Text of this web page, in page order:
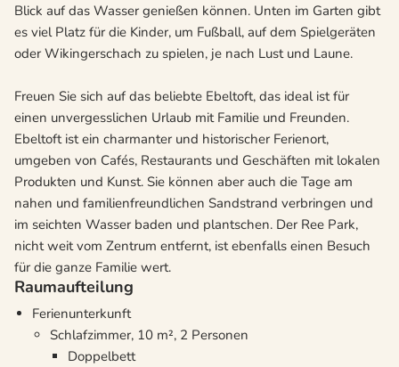
Blick auf das Wasser genießen können. Unten im Garten gibt
es viel Platz für die Kinder, um Fußball, auf dem Spielgeräten
oder Wikingerschach zu spielen, je nach Lust und Laune.
Freuen Sie sich auf das beliebte Ebeltoft, das ideal ist für
einen unvergesslichen Urlaub mit Familie und Freunden.
Ebeltoft ist ein charmanter und historischer Ferienort,
umgeben von Cafés, Restaurants und Geschäften mit lokalen
Produkten und Kunst. Sie können aber auch die Tage am
nahen und familienfreundlichen Sandstrand verbringen und
im seichten Wasser baden und plantschen. Der Ree Park,
nicht weit vom Zentrum entfernt, ist ebenfalls einen Besuch
für die ganze Familie wert.
Raumaufteilung
Ferienunterkunft
Schlafzimmer, 10 m², 2 Personen
Doppelbett